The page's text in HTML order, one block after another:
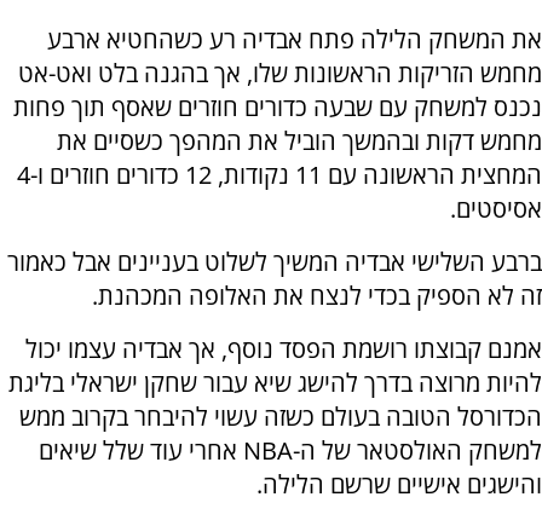
את המשחק הלילה פתח אבדיה רע כשהחטיא ארבע
מחמש הזריקות הראשונות שלו, אך בהגנה בלט ואט-אט
נכנס למשחק עם שבעה כדורים חוזרים שאסף תוך פחות
מחמש דקות ובהמשך הוביל את המהפך כשסיים את
המחצית הראשונה עם 11 נקודות, 12 כדורים חוזרים ו-4
אסיסטים.
ברבע השלישי אבדיה המשיך לשלוט בעניינים אבל כאמור
זה לא הספיק בכדי לנצח את האלופה המכהנת.
אמנם קבוצתו רושמת הפסד נוסף, אך אבדיה עצמו יכול
להיות מרוצה בדרך להישג שיא עבור שחקן ישראלי בליגת
הכדורסל הטובה בעולם כשזה עשוי להיבחר בקרוב ממש
למשחק האולסטאר של ה-NBA אחרי עוד שלל שיאים
והישגים אישיים שרשם הלילה.